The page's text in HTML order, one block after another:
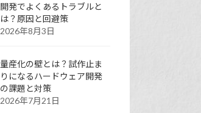
開発でよくあるトラブルと
は？原因と回避策
2026年8月3日
量産化の壁とは？試作止ま
りになるハードウェア開発
の課題と対策
2026年7月21日